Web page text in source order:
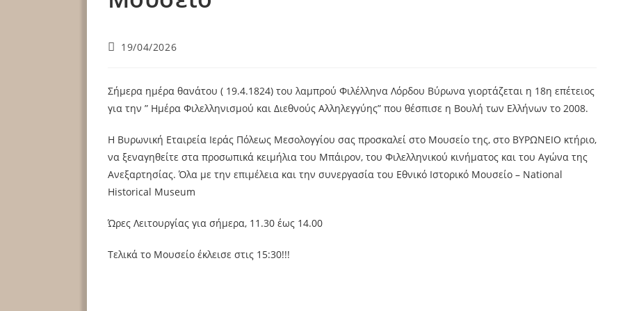
Post19/04/2026
Σήμερα ημέρα θανάτου ( 19.4.1824) του λαμπρού Φιλέλληνα Λόρδου Βύρωνα γιορτάζεται η 18η επέτειος
για την ” Ημέρα Φιλελληνισμού και Διεθνούς Αλληλεγγύης” που θέσπισε η Βουλή των Ελλήνων το 2008.
Η Βυρωνική Εταιρεία Ιεράς Πόλεως Μεσολογγίου σας προσκαλεί στο Μουσείο της, στο ΒΥΡΩΝΕΙΟ κτήριο,
να ξεναγηθείτε στα προσωπικά κειμήλια του Μπάιρον, του Φιλελληνικού κινήματος και του Αγώνα της
Ανεξαρτησίας. Όλα με την επιμέλεια και την συνεργασία του Εθνικό Ιστορικό Μουσείο – National
Historical Museum
Ώρες Λειτουργίας για σήμερα, 11.30 έως 14.00
Τελικά το Μουσείο έκλεισε στις 15:30!!!